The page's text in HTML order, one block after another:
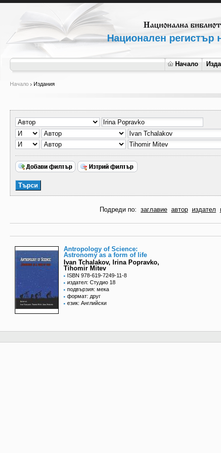
Национален регистър
Начало
Начало Издания
Подреди по: заглавие автор издател
Antropology of Science:
Astronomy as a form of life
Ivan Tchalakov, Irina Popravko,
Tihomir Mitev
ISBN 978-619-7249-11-8
издател: Студио 18
подвързия: мека
формат: друг
език: Английски